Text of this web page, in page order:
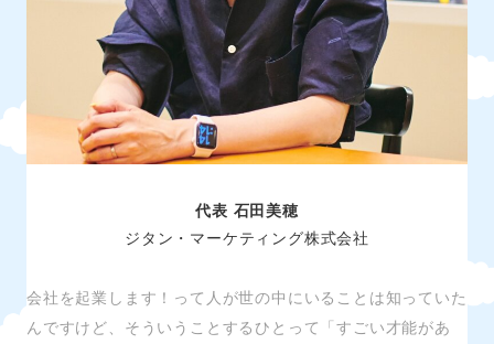
代表 石田美穂
ジタン・マーケティング株式会社
会社を起業します！って人が世の中にいることは知っていた
んですけど、そういうことするひとって「すごい才能があ